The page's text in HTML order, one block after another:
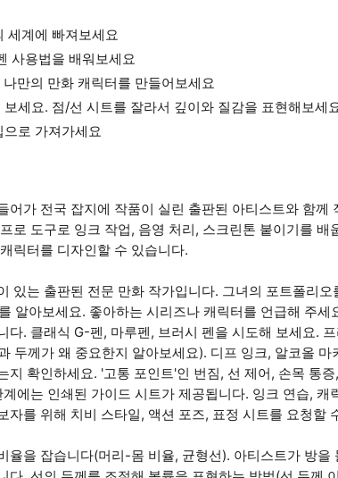
세계에 빠져보세요
사용법을 배워보세요
만의 만화 캐릭터를 만들어보세요
세요. 점/선 시트를 잘라서 깊이와 질감을 표현해보세
로 가져가세요
어가 전국 잡지에 작품이 실린 출판된 아티스트와 함께
로 도구로 잉크 작업, 음영 처리, 스크린톤 붙이기를 배
릭터를 디자인할 수 있습니다.
있는 출판된 전문 만화 작가입니다. 그녀의 포트폴리
알아보세요. 좋아하는 시리즈나 캐릭터를 언급해 주
다. 클래식 G-펜, 마루펜, 브러시 펜을 시도해 보세요.
두께가 왜 중요한지 알아보세요). 디프 잉크, 알코올 마
지 확인하세요. '고통 포인트'인 번짐, 선 제어, 손목 통
에는 인쇄된 가이드 시트가 제공됩니다. 잉크 연습, 캐
자를 위해 치비 스타일, 액션 포즈, 표정 시트를 요청할
율을 잡습니다(머리-몸 비율, 균형선). 아티스트가 방을